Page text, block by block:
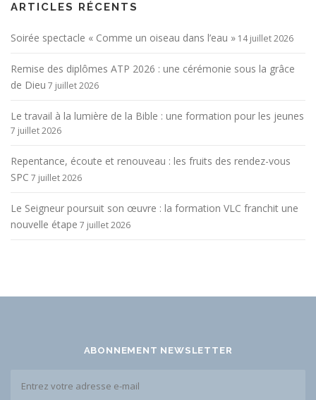
ARTICLES RÉCENTS
Soirée spectacle « Comme un oiseau dans l’eau » 14 juillet 2026
Remise des diplômes ATP 2026 : une cérémonie sous la grâce
de Dieu 7 juillet 2026
Le travail à la lumière de la Bible : une formation pour les jeunes
7 juillet 2026
Repentance, écoute et renouveau : les fruits des rendez-vous
SPC 7 juillet 2026
Le Seigneur poursuit son œuvre : la formation VLC franchit une
nouvelle étape 7 juillet 2026
ABONNEMENT NEWSLETTER